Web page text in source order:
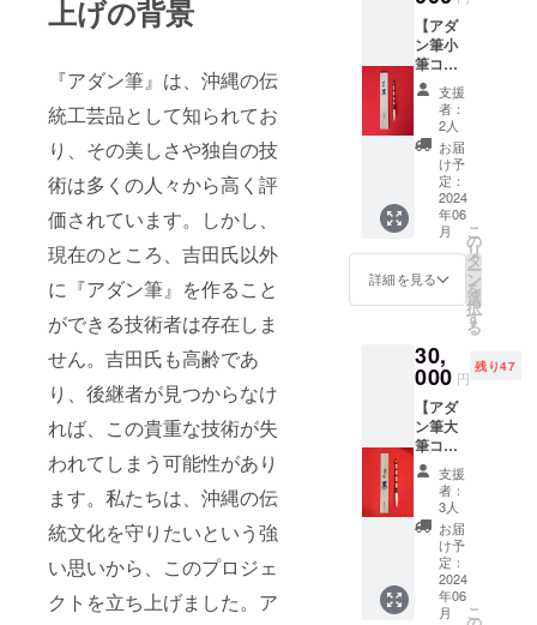
上げの背景
『アダン筆』は、沖縄の伝
統工芸品として知られてお
り、その美しさや独自の技
術は多くの人々から高く評
価されています。しかし、
現在のところ、吉田氏以外
に『アダン筆』を作ること
ができる技術者は存在しま
せん。吉田氏も高齢であ
り、後継者が見つからなけ
れば、この貴重な技術が失
われてしまう可能性があり
ます。私たちは、沖縄の伝
統文化を守りたいという強
い思いから、このプロジェ
クトを立ち上げました。ア
力を語
りま
す。
３．５
ｃｍ）
筆軸
２１ｃ
ｍ 穂
先 ５
ｃｍ 程
度 2024
年6月以
降のお
届けに
なりま
す。
【アダ
ン筆小
筆コー
ス】
『アダ
ン筆』
小筆を
丁寧に
梱包し
て発送
いたし
ます。
桐箱
（３６
ｃｍ×５
ｃｍ×
ｃｍ）
筆軸
２４ｃ
ｍ 穂
先 ７
ｃｍ程
度 2024
年6月以
降のお
届けに
なりま
す。
支援
者：
2人
お届
け予
定：
2024
年06
月
詳細を見る
こ
の
リ
タ
ー
ン
を
選
択
す
る
30,
000 円
残り47
【アダ
ン筆大
筆コー
ス】
『アダ
ン筆』
大筆を
丁寧に
梱包し
て発送
いたし
ます。
支援
者：
3人
お届
け予
定：
2024
年06
月
こ